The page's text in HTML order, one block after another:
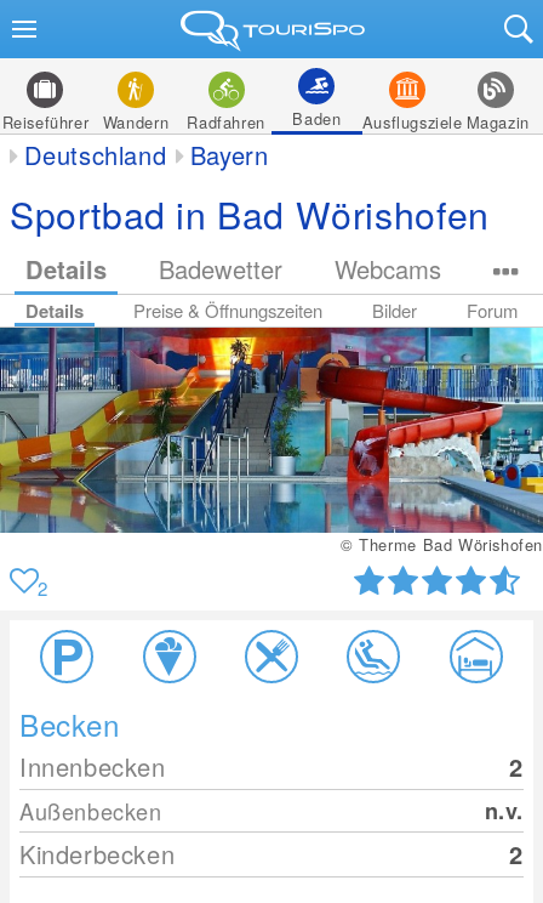
Reiseführer Wandern Radfahren Baden Ausflugsziele Magazin
Deutschland Bayern
Sportbad in Bad Wörishofen
Details Badewetter Webcams
Details Preise & Öffnungszeiten Bilder Forum
© Therme Bad Wörishofen
2
Becken
Innenbecken 2
Außenbecken n.v.
Kinderbecken 2